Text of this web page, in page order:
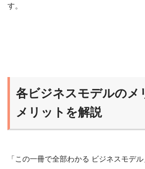
す。
各ビジネスモデルのメ
メリットを解説
「この一冊で全部わかる ビジネスモデ